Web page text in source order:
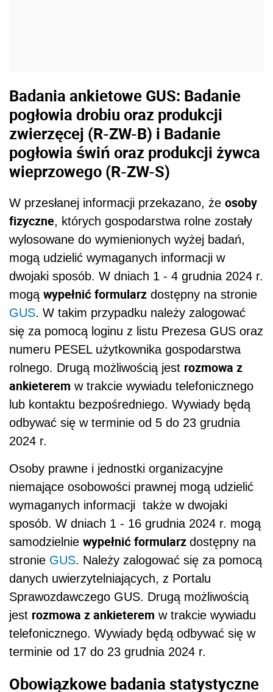
Badania ankietowe GUS: Badanie
pogłowia drobiu oraz produkcji
zwierzęcej (R-ZW-B) i Badanie
pogłowia świń oraz produkcji żywca
wieprzowego (R-ZW-S)
W przesłanej informacji przekazano, że osoby
fizyczne, których gospodarstwa rolne zostały
wylosowane do wymienionych wyżej badań,
mogą udzielić wymaganych informacji w
dwojaki sposób. W dniach 1 - 4 grudnia 2024 r.
mogą wypełnić formularz dostępny na stronie
GUS. W takim przypadku należy zalogować
się za pomocą loginu z listu Prezesa GUS oraz
numeru PESEL użytkownika gospodarstwa
rolnego. Drugą możliwością jest rozmowa z
ankieterem w trakcie wywiadu telefonicznego
lub kontaktu bezpośredniego. Wywiady będą
odbywać się w terminie od 5 do 23 grudnia
2024 r.
Osoby prawne i jednostki organizacyjne
niemające osobowości prawnej mogą udzielić
wymaganych informacji także w dwojaki
sposób. W dniach 1 - 16 grudnia 2024 r. mogą
samodzielnie wypełnić formularz dostępny na
stronie GUS. Należy zalogować się za pomocą
danych uwierzytelniających, z Portalu
Sprawozdawczego GUS. Drugą możliwością
jest rozmowa z ankieterem w trakcie wywiadu
telefonicznego. Wywiady będą odbywać się w
terminie od 17 do 23 grudnia 2024 r.
Obowiązkowe badania statystyczne